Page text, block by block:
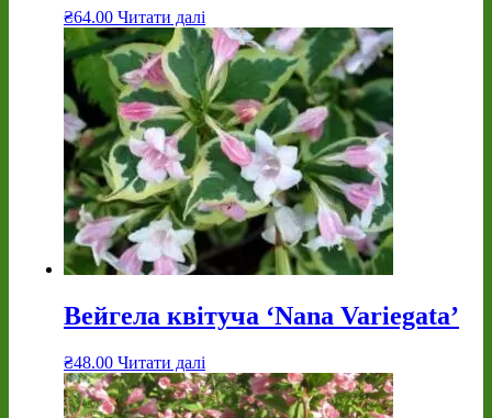
₴64.00 Читати далі
Вейгела квітуча ‘Nana Variegata’
₴48.00 Читати далі